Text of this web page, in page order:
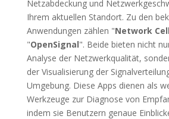
Netzabdeckung und
Ihrem aktuellen Standort. Zu den
Anwendungen zählen "Network
"OpenSignal". Beide bieten nicht
Analyse der Netzwerkqualität,
der Visualisierung der
Umgebung. Diese Apps dienen als
Werkzeuge zur Diagnose von
indem sie Benutzern genaue